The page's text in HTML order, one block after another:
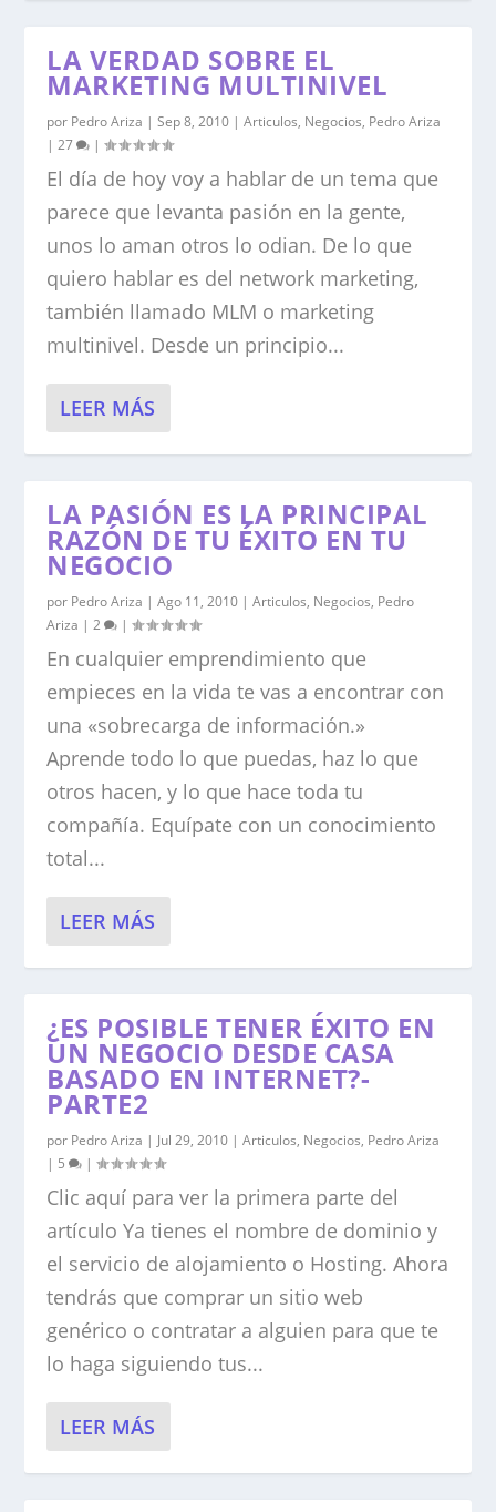
LA VERDAD SOBRE EL
MARKETING MULTINIVEL
por Pedro Ariza |Sep 8, 2010 |Articulos, Negocios, Pedro Ariza
|27 |
El día de hoy voy a hablar de un tema que
parece que levanta pasión en la gente,
unos lo aman otros lo odian. De lo que
quiero hablar es del network marketing,
también llamado MLM o marketing
multinivel. Desde un principio...
LEER MÁS
LA PASIÓN ES LA PRINCIPAL
RAZÓN DE TU ÉXITO EN TU
NEGOCIO
por Pedro Ariza |Ago 11, 2010 |Articulos, Negocios, Pedro
Ariza |2 |
En cualquier emprendimiento que
empieces en la vida te vas a encontrar con
una «sobrecarga de información.»
Aprende todo lo que puedas, haz lo que
otros hacen, y lo que hace toda tu
compañía. Equípate con un conocimiento
total...
LEER MÁS
¿ES POSIBLE TENER ÉXITO EN
UN NEGOCIO DESDE CASA
BASADO EN INTERNET?-
PARTE2
por Pedro Ariza | Jul 29, 2010 |Articulos, Negocios, Pedro Ariza
| 5 |
Clic aquí para ver la primera parte del
artículo Ya tienes el nombre de dominio y
el servicio de alojamiento o Hosting. Ahora
tendrás que comprar un sitio web
genérico o contratar a alguien para que te
lo haga siguiendo tus...
LEER MÁS